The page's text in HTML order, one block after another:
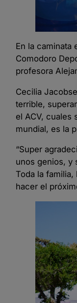
En la caminata
Comodoro
profesora
Cecilia
terrible,
el ACV, cuales
mundial, es la
“Super
unos genios, y
Toda la
hacer el